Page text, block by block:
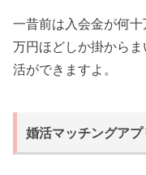
一昔前は入会金が何
万円ほどしか掛から
活ができますよ。
婚活マッチングアプ